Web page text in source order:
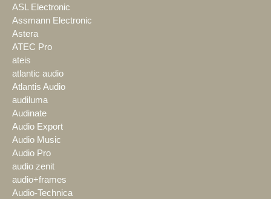
ASL Electronic
Assmann Electronic
Astera
ATEC Pro
ateis
atlantic audio
Atlantis Audio
audiluma
Audinate
Audio Export
Audio Music
Audio Pro
audio zenit
audio+frames
Audio-Technica